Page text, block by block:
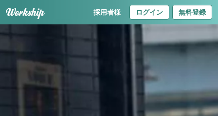
採用者様 ログイン 無料登録